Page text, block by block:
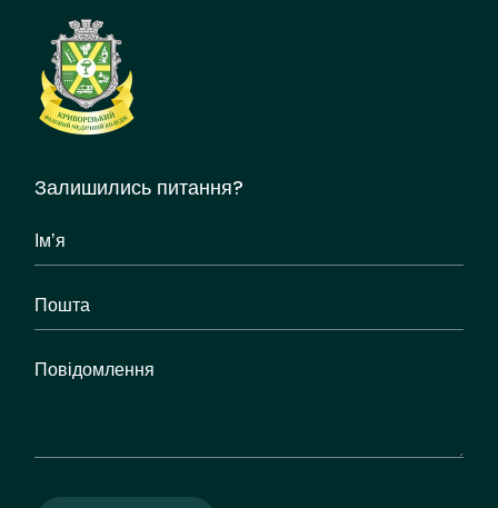
Залишились питання?